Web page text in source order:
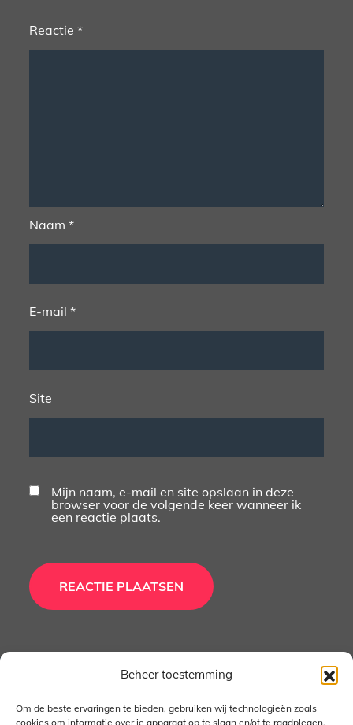
Beheer toestemming
Om de beste ervaringen te bieden, gebruiken wij technologieën zoals
cookies om informatie over je apparaat op te slaan en/of te raadplegen.
Reactie*
Naam*
E-mail*
Site
Mijn naam, e-mail en site opslaan in deze
browser voor de volgende keer wanneer ik
een reactie plaats.
DWS Arnhem- Alle rechten
voorbehouden - Music Freak by Theme Palace